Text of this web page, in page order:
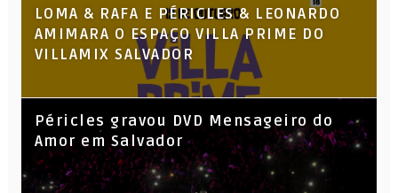
LOMA & RAFA E PÉRICLES & LEONARDO
AMIMARA O ESPAÇO VILLA PRIME DO
VILLAMIX SALVADOR
Péricles gravou DVD Mensageiro do
Amor em Salvador